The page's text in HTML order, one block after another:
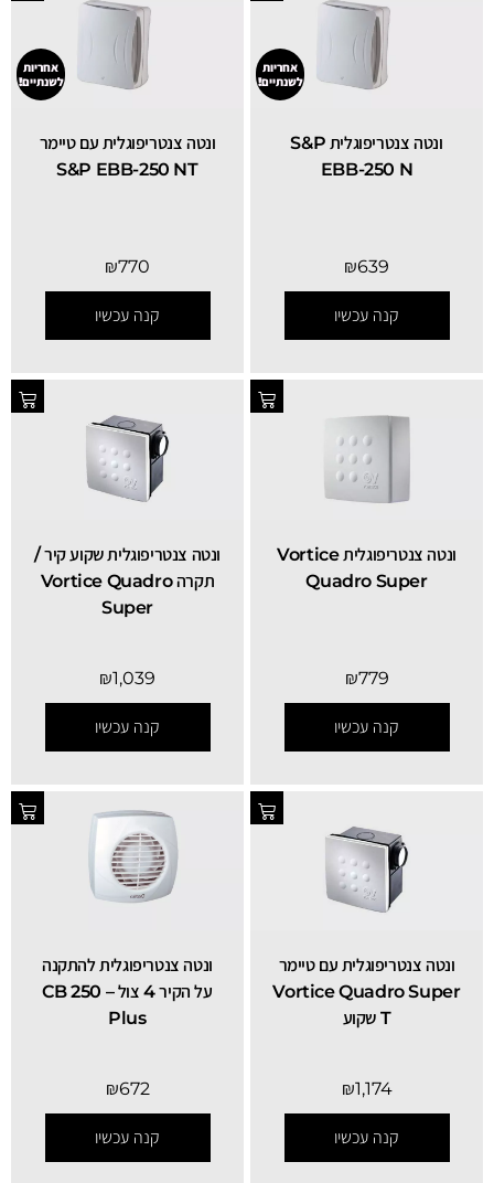
ונטה צנטריפוגלית S&P
EBB-250 N
₪639
קנה עכשיו
אחריות
לשנתיים!
ונטה צנטריפוגלית עם טיימר
S&P EBB-250 NT
₪770
קנה עכשיו
אחריות
לשנתיים!
ונטה צנטריפוגלית Vortice
Quadro Super
₪779
קנה עכשיו
ונטה צנטריפוגלית שקוע קיר /
תקרה Vortice Quadro
Super
₪1,039
קנה עכשיו
ונטה צנטריפוגלית עם טיימר
Vortice Quadro Super
T שקוע
₪1,174
קנה עכשיו
ונטה צנטריפוגלית להתקנה
על הקיר 4 צול – CB 250
Plus
₪672
קנה עכשיו